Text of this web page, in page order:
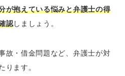
が抱えている悩みと弁護士の得
認しましょう。
故・借金問題など、弁護士が対
ります。